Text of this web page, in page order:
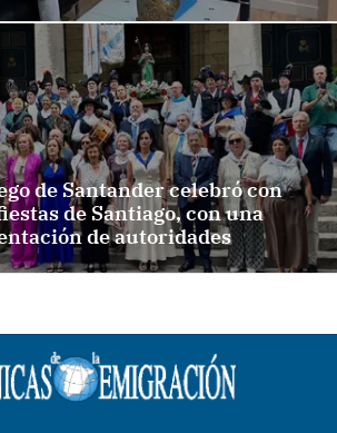
de Santander celebró con
de Santiago, con una
de autoridades